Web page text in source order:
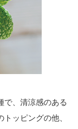
で、清涼感のある
ッピングの他、